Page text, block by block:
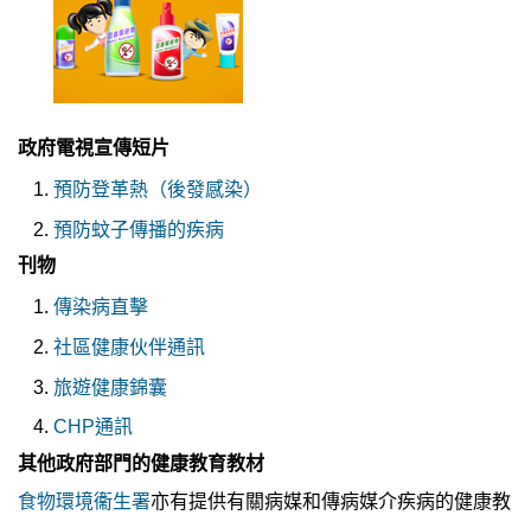
政府電視宣傳短片
預防登革熱（後發感染）
預防蚊子傳播的疾病
刊物
傳染病直擊
社區健康伙伴通訊
旅遊健康錦囊
CHP通訊
其他政府部門的健康教育教材
食物環境衞生署亦有提供有關病媒和傳病媒介疾病的健康教